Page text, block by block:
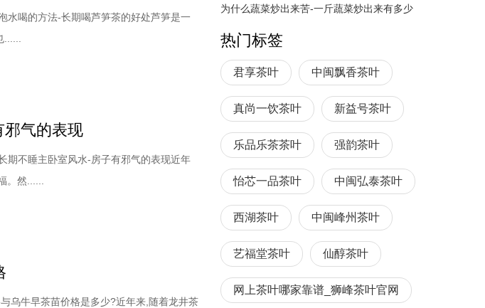
水喝的方法-长期喝芦笋茶的好处芦笋是一
邪气的表现
期不睡主卧室风水-房子有邪气的表现近年
。然......
乌牛早茶苗价格是多少?近年来,随着龙井茶
为什么蔬菜炒出来苦-一斤蔬菜炒出来有多少
热门标签
君享茶叶 中闽飘香茶叶
真尚一饮茶叶 新益号茶叶
乐品乐茶茶叶 强韵茶叶
怡芯一品茶叶 中闽弘泰茶叶
西湖茶叶 中闽峰州茶叶
艺福堂茶叶 仙醇茶叶
网上茶叶哪家靠谱_狮峰茶叶官网